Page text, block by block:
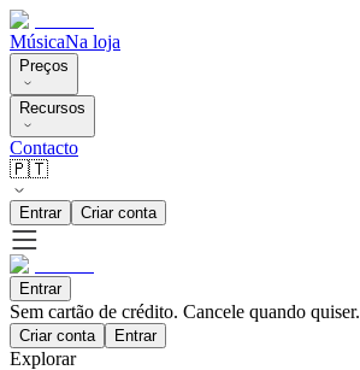
MúsicaNa loja
Preços
Recursos
Contacto
🇵🇹
Entrar Criar conta
Entrar
Sem cartão de crédito. Cancele quando quiser.
Criar conta Entrar
Explorar